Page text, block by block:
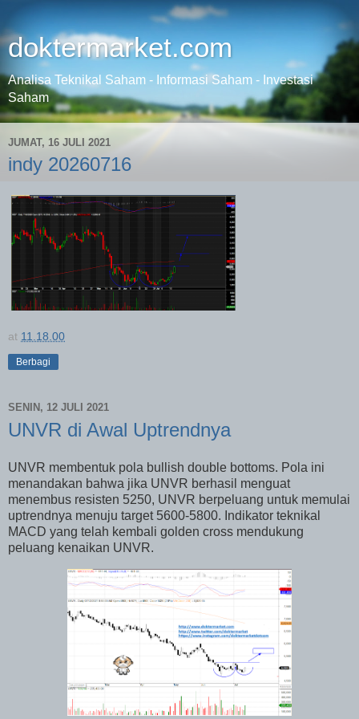
doktermarket.com
Analisa Teknikal Saham - Informasi Saham - Investasi
Saham
JUMAT, 16 JULI 2021
indy 20260716
at 11.18.00
Berbagi
SENIN, 12 JULI 2021
UNVR di Awal Uptrendnya
UNVR membentuk pola bullish double bottoms. Pola ini
menandakan bahwa jika UNVR berhasil menguat
menembus resisten 5250, UNVR berpeluang untuk memulai
uptrendnya menuju target 5600-5800. Indikator teknikal
MACD yang telah kembali golden cross mendukung
peluang kenaikan UNVR.